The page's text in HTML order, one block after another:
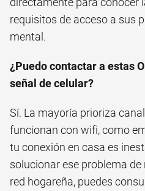
requisitos de acceso a sus
mental.
¿Puedo contactar a estas
señal de celular?
Sí. La mayoría prioriza
funcionan con wifi, como
tu conexión en casa es
solucionar ese problema
red hogareña, puedes